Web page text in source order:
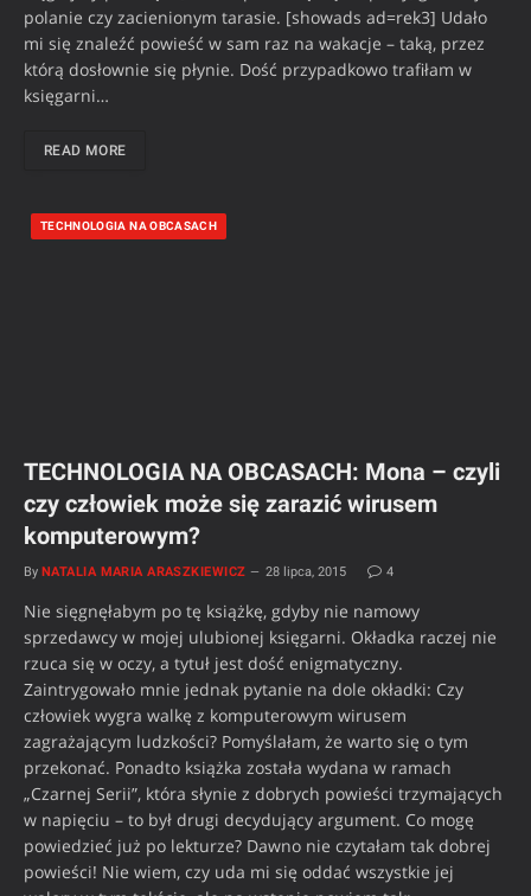
polanie czy zacienionym tarasie. [showads ad=rek3] Udało
mi się znaleźć powieść w sam raz na wakacje – taką, przez
którą dosłownie się płynie. Dość przypadkowo trafiłam w
księgarni…
READ MORE
TECHNOLOGIA NA OBCASACH
TECHNOLOGIA NA OBCASACH: Mona – czyli
czy człowiek może się zarazić wirusem
komputerowym?
By NATALIA MARIA ARASZKIEWICZ 28 lipca, 2015 4
Nie sięgnęłabym po tę książkę, gdyby nie namowy
sprzedawcy w mojej ulubionej księgarni. Okładka raczej nie
rzuca się w oczy, a tytuł jest dość enigmatyczny.
Zaintrygowało mnie jednak pytanie na dole okładki: Czy
człowiek wygra walkę z komputerowym wirusem
zagrażającym ludzkości? Pomyślałam, że warto się o tym
przekonać. Ponadto książka została wydana w ramach
„Czarnej Serii”, która słynie z dobrych powieści trzymających
w napięciu – to był drugi decydujący argument. Co mogę
powiedzieć już po lekturze? Dawno nie czytałam tak dobrej
powieści! Nie wiem, czy uda mi się oddać wszystkie jej